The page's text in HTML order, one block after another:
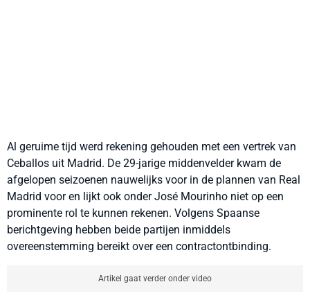
Al geruime tijd werd rekening gehouden met een vertrek van
Ceballos uit Madrid. De 29-jarige middenvelder kwam de
afgelopen seizoenen nauwelijks voor in de plannen van Real
Madrid voor en lijkt ook onder José Mourinho niet op een
prominente rol te kunnen rekenen. Volgens Spaanse
berichtgeving hebben beide partijen inmiddels
overeenstemming bereikt over een contractontbinding.
Artikel gaat verder onder video